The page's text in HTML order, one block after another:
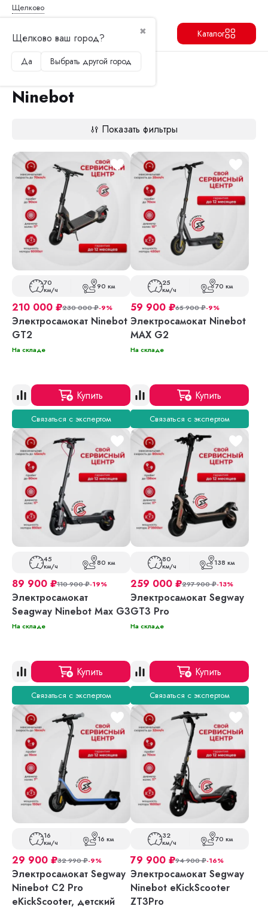
Щелково
✖
Щелково ваш город?
Да Выбрать другой город
Каталог
Главная Электросамокаты Ninebot
Ninebot
Показать фильтры
70
км/ч 90 км
210 000 ₽230 000₽-9%
Электросамокат Ninebot
GT2
На складе
Купить
Связаться с экспертом
25
км/ч 70 км
59 900 ₽65 900₽-9%
Электросамокат Ninebot
MAX G2
На складе
Купить
Связаться с экспертом
45
км/ч 80 км
89 900 ₽110 900₽-19%
Электросамокат
Seagway Ninebot Max G3
На складе
Купить
Связаться с экспертом
80
км/ч 138 км
259 000 ₽297 900₽-13%
Электросамокат Segway
GT3 Pro
На складе
Купить
Связаться с экспертом
16
км/ч 16 км
29 900 ₽32 990₽-9%
Электросамокат Segway
Ninebot C2 Pro
eKickScooter, детский
32
км/ч 70 км
79 900 ₽94 900₽-16%
Электросамокат Segway
Ninebot eKickScooter
ZT3Pro
Продолжить